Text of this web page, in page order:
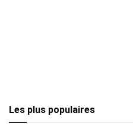
Les plus populaires